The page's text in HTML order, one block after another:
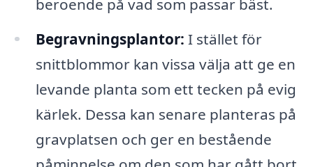
beroende på vad som passar bäst.
Begravningsplantor: I stället för
snittblommor kan vissa välja att ge en
levande planta som ett tecken på evig
kärlek. Dessa kan senare planteras på
gravplatsen och ger en bestående